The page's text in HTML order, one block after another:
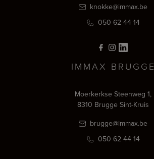
knokke@immax.be
050 62 44 14
IMMAX BRUGGE
Moerkerkse Steenweg 1,
8310 Brugge Sint-Kruis
brugge@immax.be
050 62 44 14